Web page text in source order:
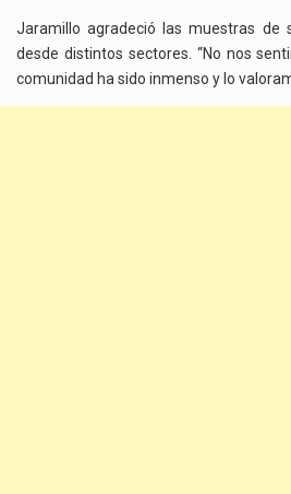
Jaramillo agradeció las muestras de
desde distintos sectores. “No nos
comunidad ha sido inmenso y lo